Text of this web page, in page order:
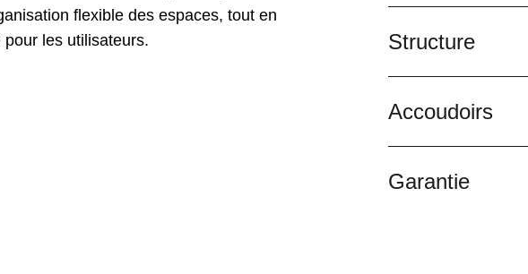
flexible des espaces, tout en
les utilisateurs.
Structure
Accoudoirs
Garantie